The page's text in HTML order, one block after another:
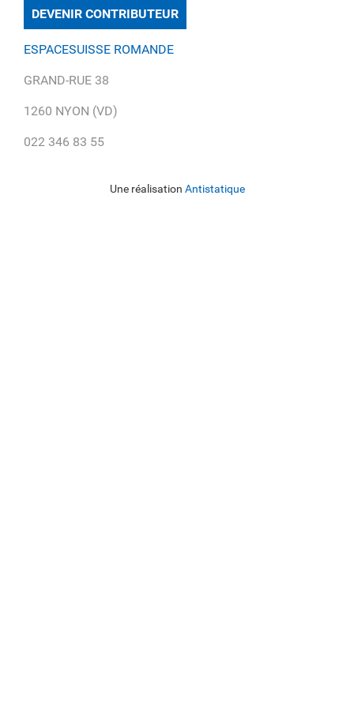
DEVENIR CONTRIBUTEUR
ESPACESUISSE ROMANDE
GRAND-RUE 38
1260 NYON (VD)
022 346 83 55
Une réalisation Antistatique